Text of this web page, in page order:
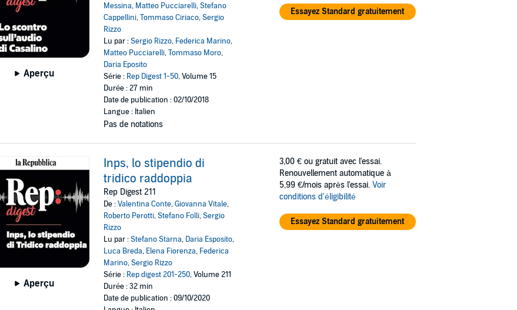
Aperçu
Messina, Matteo Pucciarelli,Stefano
Cappellini,Tommaso Ciriaco,Sergio
Rizzo
Lu par :Sergio Rizzo, Federica Marino,
Matteo Pucciarelli,Tommaso Moro,
Daria Eposito
Série : Rep Digest 1-50, Volume 15
Durée : 27 min
Date de publication : 02/10/2018
Langue : Italien
Pas de notations
Essayez Standard gratuitement
Aperçu
Inps, lo stipendio di
tridico raddoppia
Rep Digest 211
De :Valentina Conte,Giovanna Vitale,
Roberto Perotti,Stefano Folli,Sergio
Rizzo
Lu par :Stefano Starna, Daria Esposito,
Luca Breda, Elena Fiorenza, Federica
Marino,Sergio Rizzo
Série : Rep digest 201-250, Volume 211
Durée : 32 min
Date de publication : 09/10/2020
3,00 € ou gratuit avec l'essai.
Renouvellement automatique à
5,99 €/mois après l'essai. Voir
conditions d'éligibilité
Essayez Standard gratuitement